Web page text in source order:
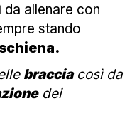
da allenare con
stando
bracciacosì da
dei